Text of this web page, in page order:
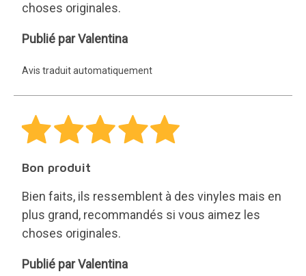
choses originales.
Valentina
Publié par Valentina
Avis traduit automatiquement
Bon produit
Bien faits, ils ressemblent à des vinyles mais en
plus grand, recommandés si vous aimez les
choses originales.
Valentina
Publié par Valentina